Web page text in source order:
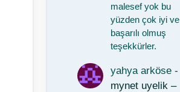
malesef yok bu
yüzden çok iyi ve
başarılı olmuş
teşekkürler.
yahya arköse -
mynet uyelik –